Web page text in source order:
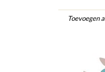
Toevoegen